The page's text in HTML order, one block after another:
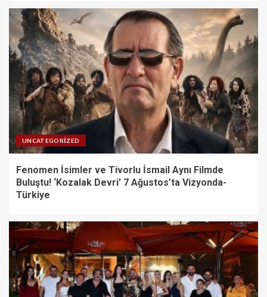
UNCATEGORIZED
Fenomen İsimler ve Tivorlu İsmail Aynı Filmde
Buluştu! ‘Kozalak Devri’ 7 Ağustos’ta Vizyonda-
Türkiye